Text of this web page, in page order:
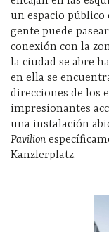
un espacio
gente puede
conexión con la
la ciudad se abre
en ella se
direcciones de los
impresionantes
una instalación
Pavilion
Kanzlerplatz.